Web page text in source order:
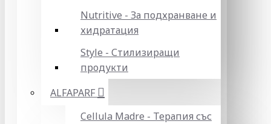
Nutritive - За подхранване и
хидратация
Style - Стилизиращи
продукти
ALFAPARF
Cellula Madre - Терапия със